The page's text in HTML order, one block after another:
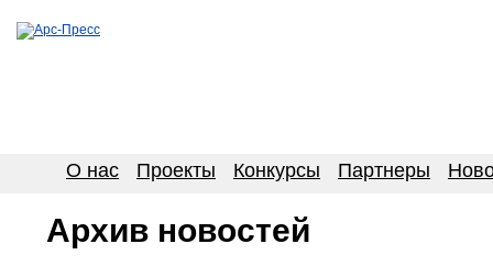
О нас Проекты Конкурсы Партнеры
Архив новостей